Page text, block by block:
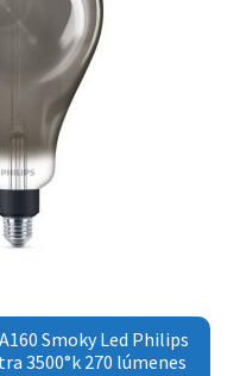
Smoky Led Philips
3500°k 270 lúmenes